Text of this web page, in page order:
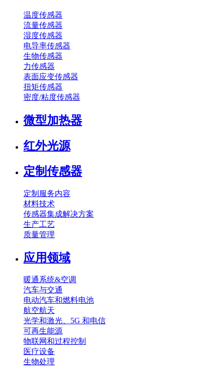
温度传感器
流量传感器
湿度传感器
电导率传感器
生物传感器
力传感器
表面应变传感器
扭矩传感器
密度/粘度传感器
微型加热器
红外光源
定制传感器
定制服务内容
材料技术
传感器集成解决方案
生产工艺
质量管理
应用领域
暖通系统&空调
汽车与交通
电动汽车和燃料电池
航空航天
光学和激光、5G 和电信
可再生能源
物联网和过程控制
医疗设备
生物处理